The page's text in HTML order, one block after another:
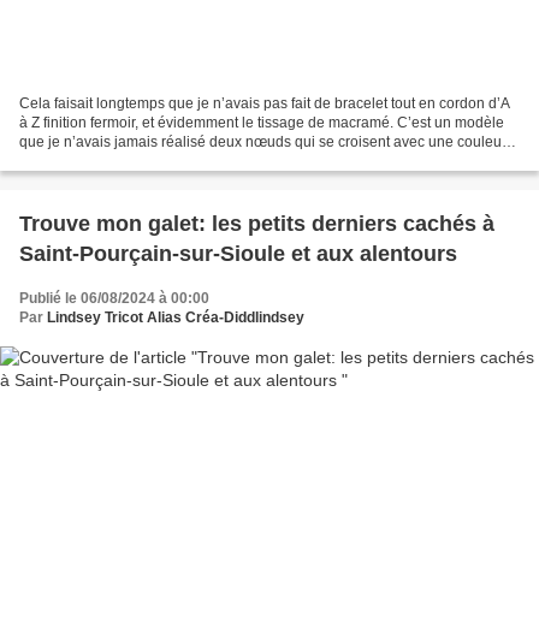
Cela faisait longtemps que je n’avais pas fait de bracelet tout en cordon d’A
à Z finition fermoir, et évidemment le tissage de macramé. C’est un modèle
que je n’avais jamais réalisé deux nœuds qui se croisent avec une couleur
Trouve mon galet: les petits derniers cachés à
Saint-Pourçain-sur-Sioule et aux alentours
Publié le 06/08/2024 à 00:00
Par Lindsey Tricot Alias Créa-Diddlindsey